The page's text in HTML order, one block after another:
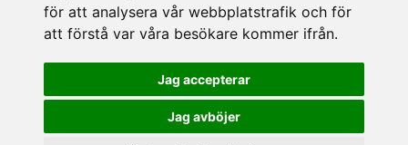
för att analysera vår webbplatstrafik och för
att förstå var våra besökare kommer ifrån.
Jag accepterar
Jag avböjer